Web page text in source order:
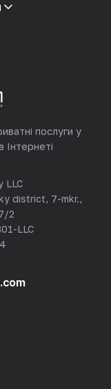
послуги у
Інтернеті
LLC
district, 7-mkr.,
2
LLC